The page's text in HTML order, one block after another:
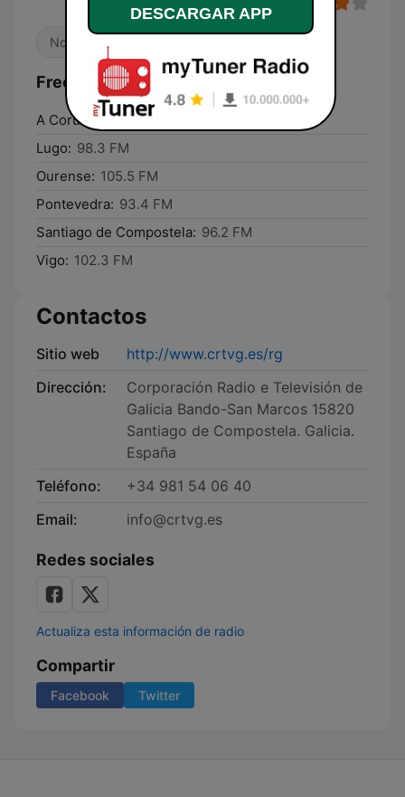
Noticias
Frecuencias RG - Radio Galega:
A Coruña: 104.8 FM
Lugo: 98.3 FM
Ourense: 105.5 FM
Pontevedra: 93.4 FM
Santiago de Compostela: 96.2 FM
Vigo: 102.3 FM
Contactos
Sitio web
http://www.crtvg.es/rg
Dirección:
Corporación Radio e Televisión de
Galicia Bando-San Marcos 15820
Santiago de Compostela. Galicia.
España
Teléfono:
+34 981 54 06 40
Email:
info@crtvg.es
Redes sociales
Actualiza esta información de radio
Compartir
Facebook Twitter
DESCARGAR APP